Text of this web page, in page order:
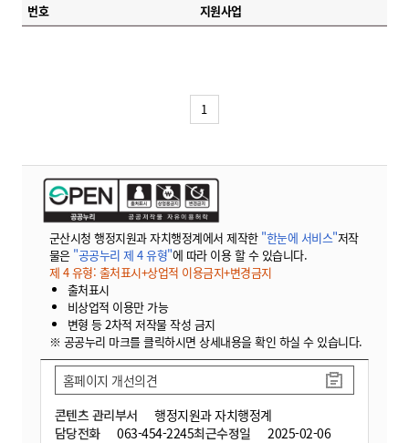
번호 지원사업
1
군산시청 행정지원과 자치행정계에서 제작한 "한눈에 서비스"저작
물은 "공공누리 제 4 유형"에 따라 이용 할 수 있습니다.
제 4 유형: 출처표시+상업적 이용금지+변경금지
출처표시
비상업적 이용만 가능
변형 등 2차적 저작물 작성 금지
※ 공공누리 마크를 클릭하시면 상세내용을 확인 하실 수 있습니다.
콘텐츠 관리부서
행정지원과 자치행정계
담당전화
063-454-2245최근수정일 2025-02-06
홈페이지 개선의견